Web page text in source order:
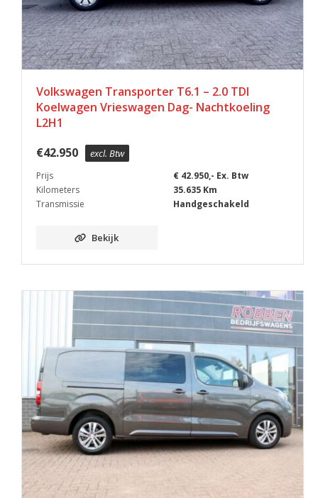
Volkswagen Transporter T6.1 – 2.0 TDI
Koelwagen Vrieswagen Dag- Nachtkoeling
L2H1
€42.950 excl. Btw
Prijs
€ 42.950,- Ex. Btw
Kilometers
35.635 Km
Transmissie
Handgeschakeld
Bekijk